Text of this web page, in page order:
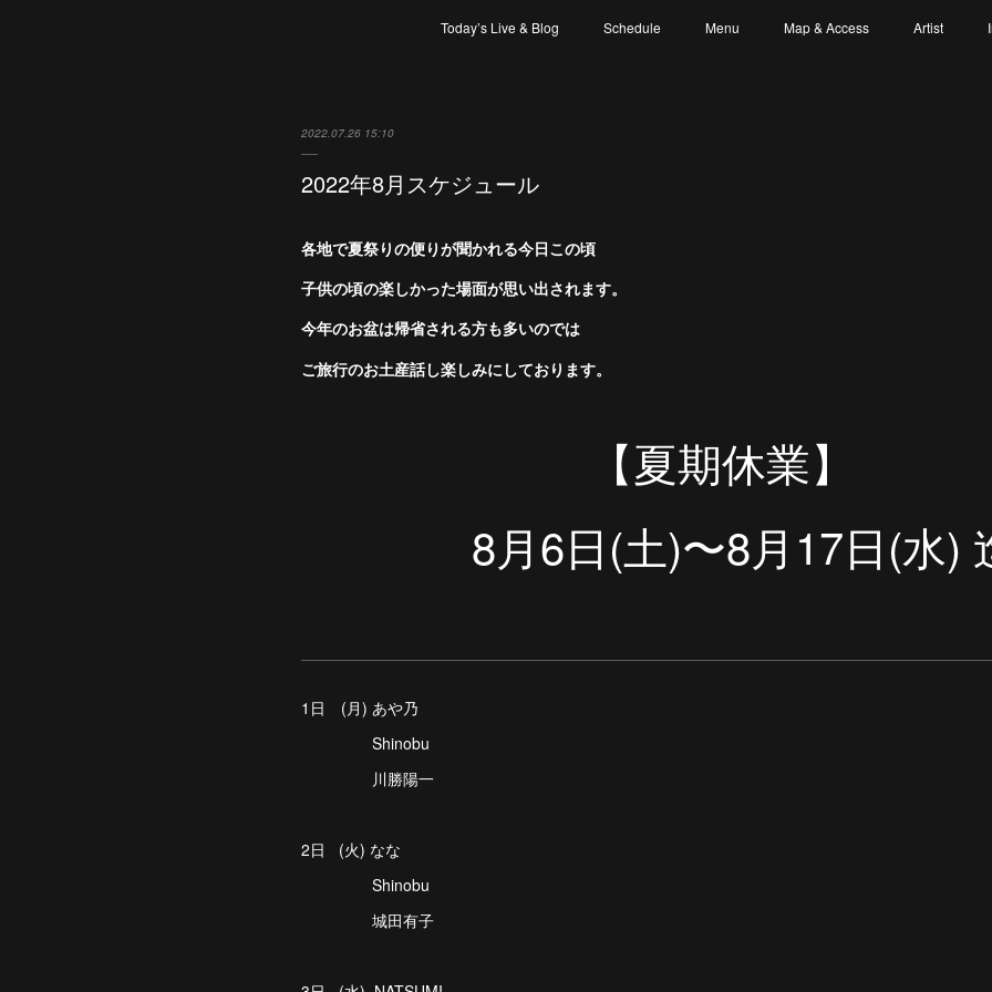
Today’s Live & Blog Schedule Menu Map & Access Artist
2022.07.26 15:10
2022年8月スケジュール
各地で夏祭りの便りが聞かれる今日この頃
子供の頃の楽しかった場面が思い出されます。
今年のお盆は帰省される方も多いのでは
ご旅行のお土産話し楽しみにしております。
【夏期休業】
8月6日(土)〜8月17日(水)
1日 (月) あや乃
Shinobu
川勝陽一
2日 (火) なな
Shinobu
城田有子